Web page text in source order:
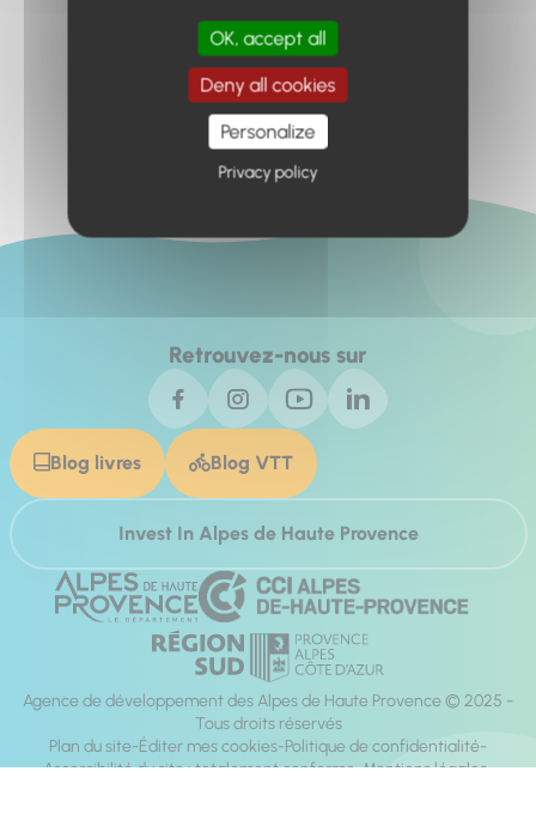
Retour à l'accueil
Retrouvez-nous sur
Blog livres Blog VTT
Invest In Alpes de Haute Provence
Agence de développement des Alpes de Haute Provence © 2025 -
Tous droits réservés
Plan du site Éditer mes cookies Politique de confidentialité
Accessibilité du site : totalement conforme Mentions légales
OK, accept all
Deny all cookies
Personalize
Privacy policy